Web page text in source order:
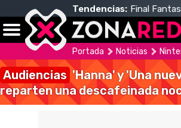
Tendencias: Final
Portada Noticias
Audiencias 'Hanna' y 'Una
reparten una descafeinada